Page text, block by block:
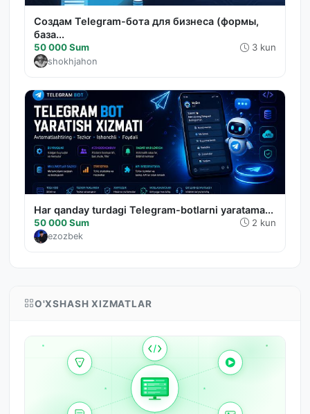
Создам Telegram-бота для бизнеса (формы,
база...
50 000 Sum 3 kun
shokhjahon
Har qanday turdagi Telegram-botlarni yaratama...
50 000 Sum 2 kun
ezozbek
O'XSHASH XIZMATLAR